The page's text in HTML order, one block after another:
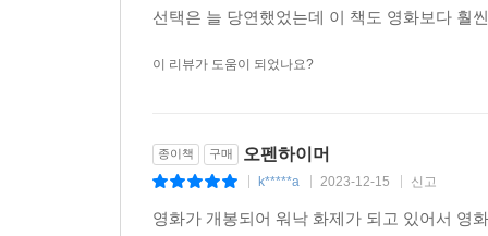
선택은 늘 당연했었는데 이 책도 영화보다 훨
이 리뷰가 도움이 되었나요?
종이책 구매 오펜하이머
k*****a 2023-12-15 신고
영화가 개봉되어 워낙 화제가 되고 있어서 영